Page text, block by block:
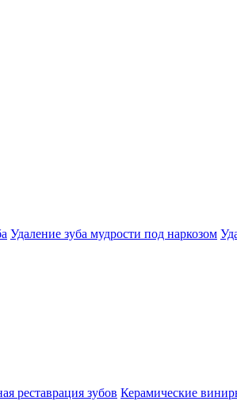
Удаление зуба мудрости под наркозом
реставрация зубов Керамические